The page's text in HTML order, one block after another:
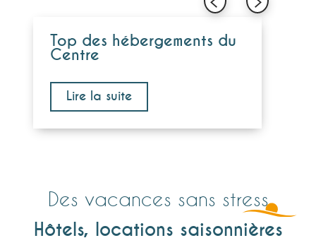
Top des hébergements du
Centre
Lire la suite
Des vacances sans stress
Hôtels, locations saisonnières